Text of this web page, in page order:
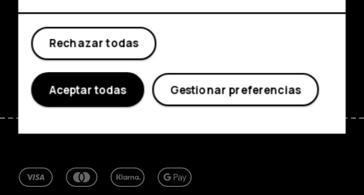
Mi cuenta
Soporte
FacebookInstagram
TiktokYoutube
Rechazar todas
Gestionar preferencias
Aceptar todas